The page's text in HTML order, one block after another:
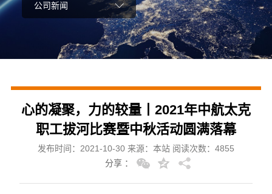
公司新闻
心的凝聚，力的较量丨2021年中航太克
职工拔河比赛暨中秋活动圆满落幕
发布时间：2021-10-30 来源：本站 阅读次数：4855
分享 ：